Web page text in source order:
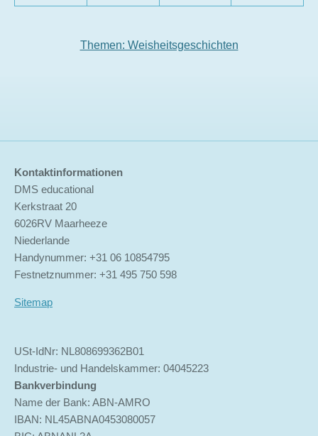
Themen: Weisheitsgeschichten
Kontaktinformationen
DMS educational
Kerkstraat 20
6026RV Maarheeze
Niederlande
Handynummer: +31 06 10854795
Festnetznummer: +31 495 750 598
Sitemap
USt-IdNr: NL808699362B01
Industrie- und Handelskammer: 04045223
Bankverbindung
Name der Bank: ABN-AMRO
IBAN: NL45ABNA0453080057